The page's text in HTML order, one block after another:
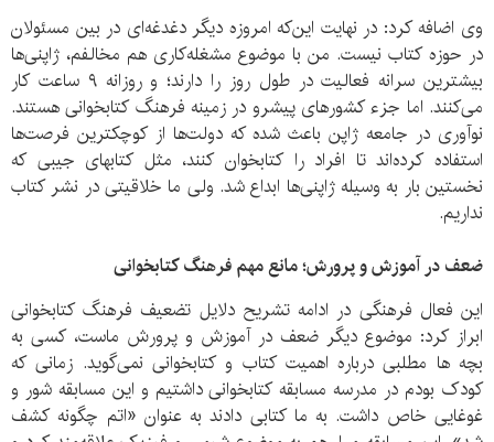
وی اضافه کرد: در نهایت این‌که امروزه دیگر دغدغه‌ای در بین مسئولان
در حوزه کتاب نیست. من با موضوع مشغله‌کاری هم مخالفم، ژاپنی‌ها
بیشترین سرانه فعالیت در طول روز را دارند؛ و روزانه ۹ ساعت کار
می‌کنند. اما جزء کشورهای پیشرو در زمینه فرهنگ کتابخوانی هستند.
نوآوری در جامعه ژاپن باعث شده که دولت‌ها از کوچکترین فرصت‌ها
استفاده کرده‌اند تا افراد را کتابخوان کنند، مثل کتابهای جیبی که
نخستین بار به وسیله ژاپنی‌ها ابداع شد. ولی ما خلاقیتی در نشر کتاب
نداریم.
ضعف در آموزش و پرورش؛ مانع مهم فرهنگ کتابخوانی
این فعال فرهنگی در ادامه تشریح دلایل تضعیف فرهنگ کتابخوانی
ابراز کرد: موضوع دیگر ضعف در آموزش و پرورش ماست، کسی به
بچه ها مطلبی درباره اهمیت کتاب و کتابخوانی نمی‌گوید. زمانی که
کودک بودم در مدرسه مسابقه کتابخوانی داشتیم و این مسابقه شور و
غوغایی خاص داشت. به ما کتابی دادند به عنوان «اتم چگونه کشف